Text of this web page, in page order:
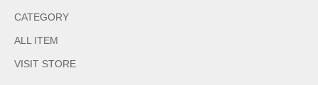
CATEGORY
ALL ITEM
VISIT STORE